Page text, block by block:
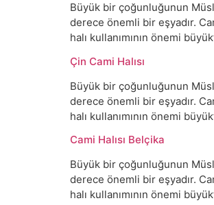
Büyük bir çoğunluğunun
derece önemli bir eşyadır.
halı kullanımının önemi
Çin Cami Halısı
Büyük bir çoğunluğunun
derece önemli bir eşyadır.
halı kullanımının önemi
Cami Halısı Belçika
Büyük bir çoğunluğunun
derece önemli bir eşyadır.
halı kullanımının önemi